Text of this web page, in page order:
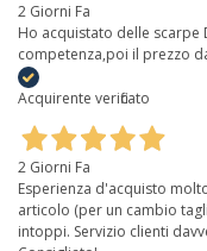
2 Giorni Fa
Ho acquistato delle scarpe
competenza,poi il prezzo
Acquirente verificato
2 Giorni Fa
Esperienza d'acquisto
articolo (per un cambio
intoppi. Servizio clienti